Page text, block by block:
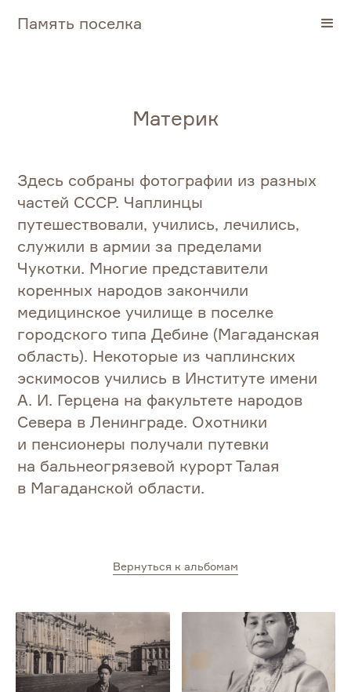
Память поселка
Материк
Здесь собраны фотографии из разных
частей СССР. Чаплинцы
путешествовали, учились, лечились,
служили в армии за пределами
Чукотки. Многие представители
коренных народов закончили
медицинское училище в поселке
городского типа Дебине (Магаданская
область). Некоторые из чаплинских
эскимосов учились в Институте имени
А. И. Герцена на факультете народов
Севера в Ленинграде. Охотники
и пенсионеры получали путевки
на бальнеогрязевой курорт Талая
в Магаданской области.
Вернуться к альбомам